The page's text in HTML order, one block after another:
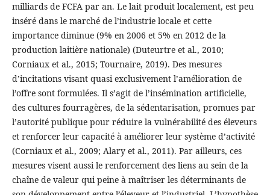
milliards de FCFA par an. Le lait produit localement, est peu
inséré dans le marché de l’industrie locale et cette
importance diminue (9% en 2006 et 5% en 2012 de la
production laitière nationale) (Duteurtre et al., 2010;
Corniaux et al., 2015; Tournaire, 2019). Des mesures
d’incitations visant quasi exclusivement l’amélioration de
l’offre sont formulées. Il s’agit de l’insémination artificielle,
des cultures fourragères, de la sédentarisation, promues par
l’autorité publique pour réduire la vulnérabilité des éleveurs
et renforcer leur capacité à améliorer leur système d’activité
(Corniaux et al., 2009; Alary et al., 2011). Par ailleurs, ces
mesures visent aussi le renforcement des liens au sein de la
chaîne de valeur qui peine à maîtriser les déterminants de